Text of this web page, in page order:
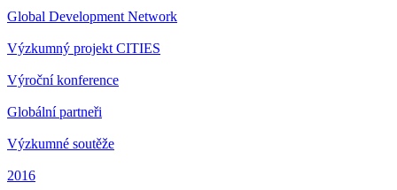
Global Development Network
Výzkumný projekt CITIES
Výroční konference
Globální partneři
Výzkumné soutěže
2016